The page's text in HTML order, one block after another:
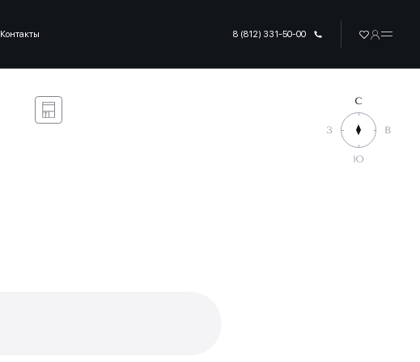
Контакты 8 (812) 331-50-00